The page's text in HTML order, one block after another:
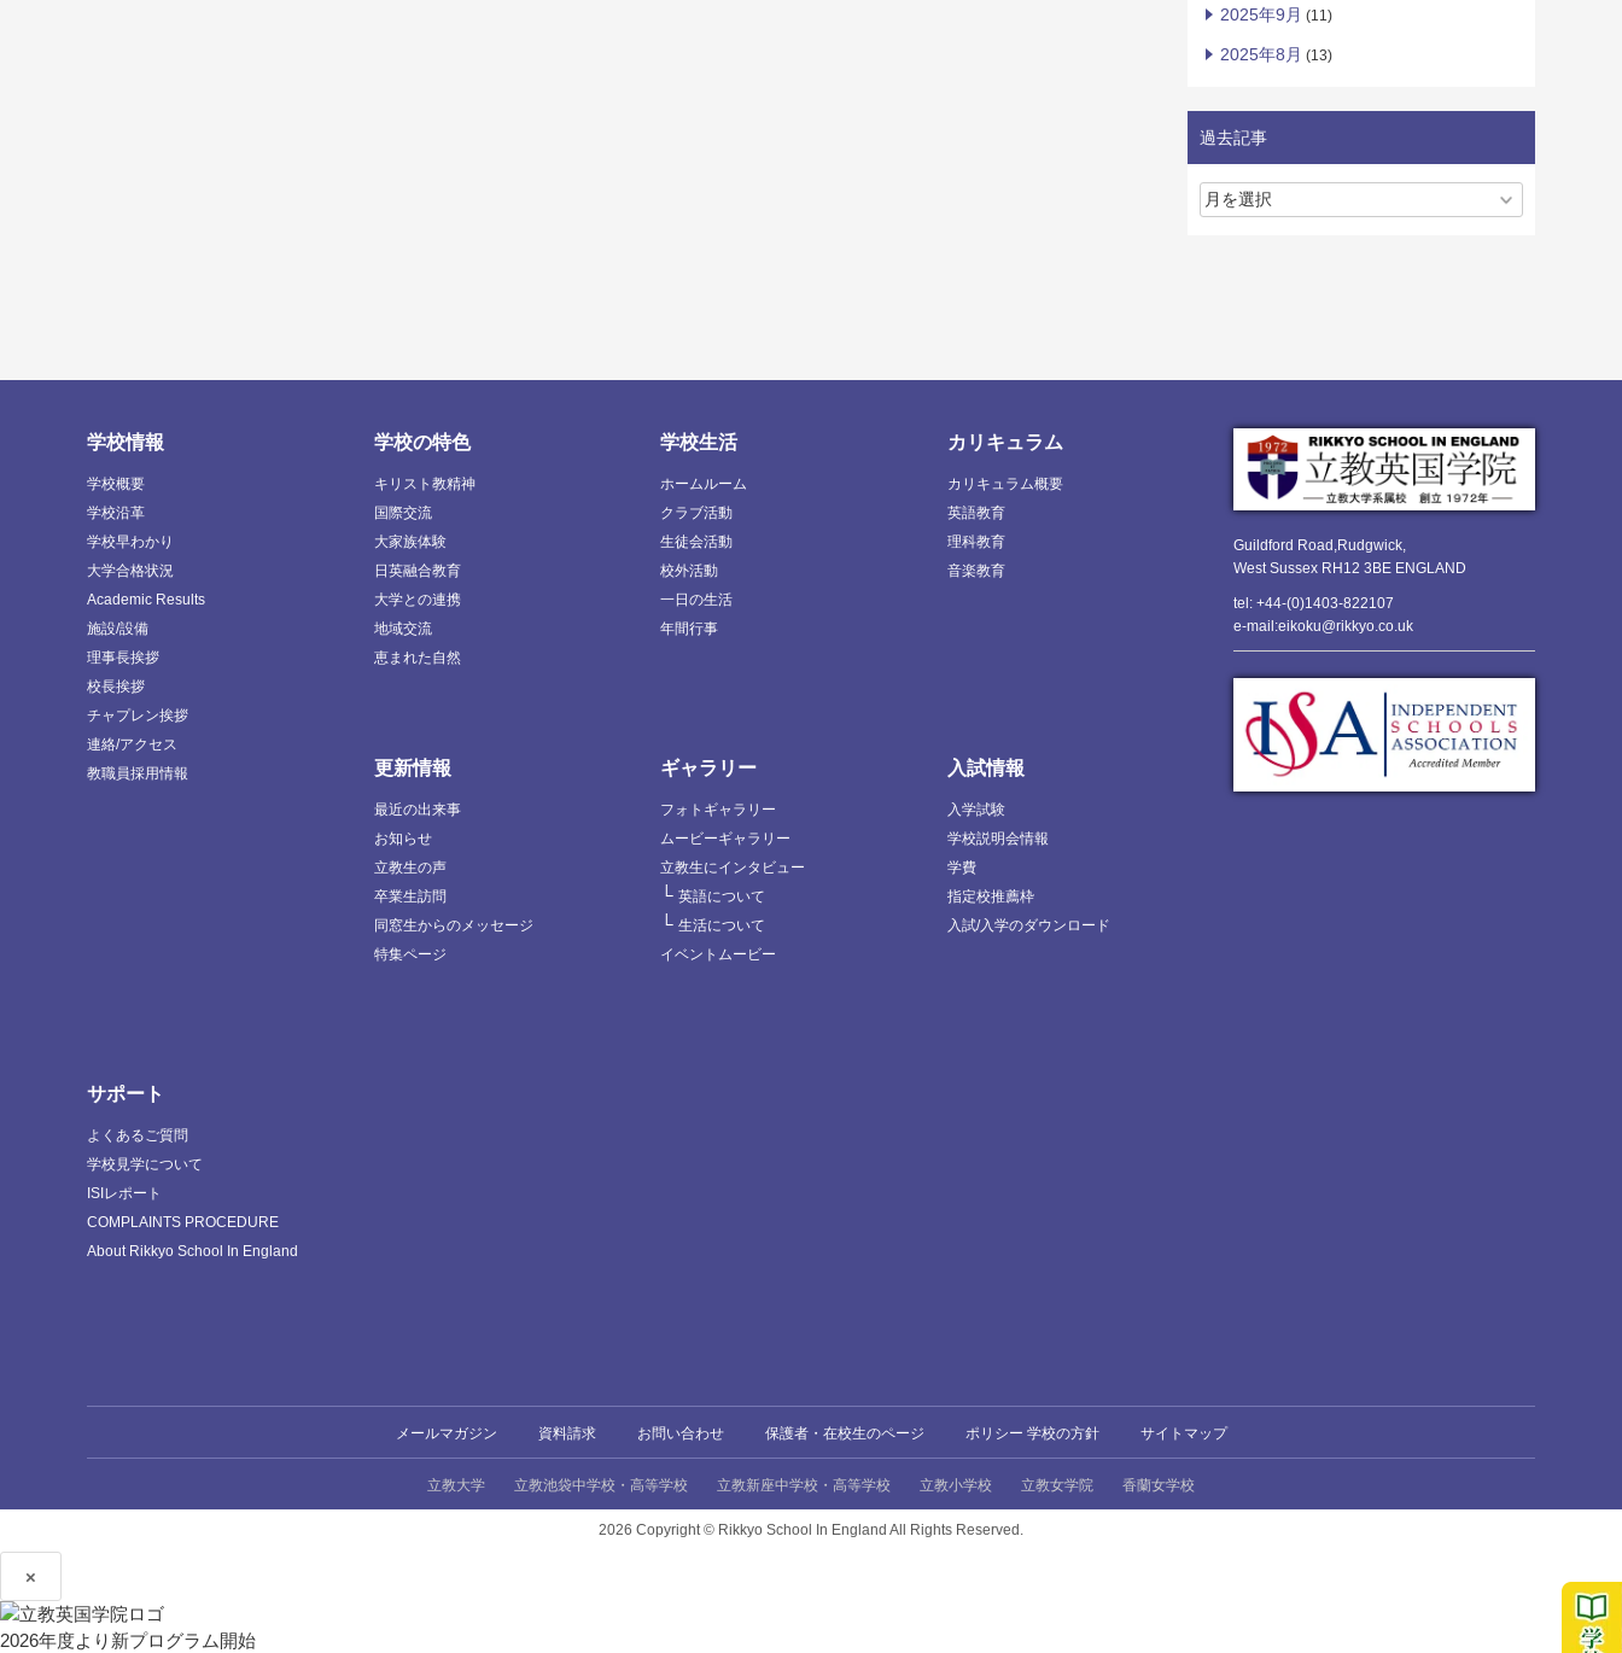
2025年9月 (11)
2025年8月 (13)
過去記事
Guildford Road,Rudgwick,
West Sussex RH12 3BE ENGLAND
tel: +44-(0)1403-822107
e-mail:eikoku@rikkyo.co.uk
学校情報
学校概要
学校沿革
学校早わかり
大学合格状況
Academic Results
施設/設備
理事長挨拶
校長挨拶
チャプレン挨拶
連絡/アクセス
教職員採用情報
学校の特色
キリスト教精神
国際交流
大家族体験
日英融合教育
大学との連携
地域交流
恵まれた自然
学校生活
ホームルーム
クラブ活動
生徒会活動
校外活動
一日の生活
年間行事
カリキュラム
カリキュラム概要
英語教育
理科教育
音楽教育
更新情報
最近の出来事
お知らせ
立教生の声
卒業生訪問
同窓生からのメッセージ
特集ページ
ギャラリー
フォトギャラリー
ムービーギャラリー
立教生にインタビュー
└ 英語について
└ 生活について
イベントムービー
入試情報
入学試験
学校説明会情報
学費
指定校推薦枠
入試/入学のダウンロード
サポート
よくあるご質問
学校見学について
ISIレポート
COMPLAINTS PROCEDURE
About Rikkyo School In England
メールマガジン 資料請求 お問い合わせ 保護者・在校生のページ ポリシー 学校の方針 サイトマップ
立教大学 立教池袋中学校・高等学校 立教新座中学校・高等学校 立教小学校 立教女学院 香蘭女学校
2026 Copyright © Rikkyo School In England All Rights Reserved.
×
2026年度より新プログラム開始